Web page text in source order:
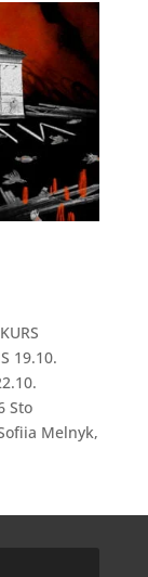
19.10.
Sto
Melnyk,